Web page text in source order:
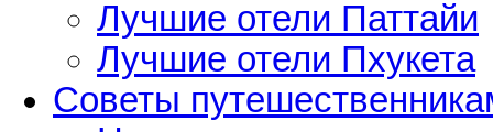
Лучшие отели Паттайи
Лучшие отели Пхукета
Советы